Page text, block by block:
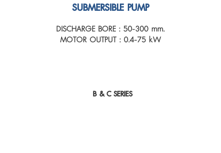
SUBMERSIBLE PUMP
DISCHARGE BORE : 50-300 mm.
MOTOR OUTPUT : 0.4-75 kW
B & C SERIES